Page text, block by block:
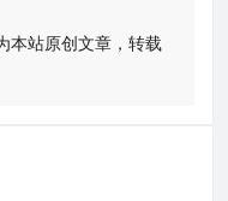
本站原创文章，转载